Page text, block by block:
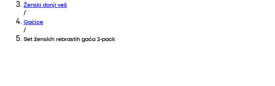
Ženski donji veš
/
Gaćice
/
Set ženskih rebrastih gaća 2-pack